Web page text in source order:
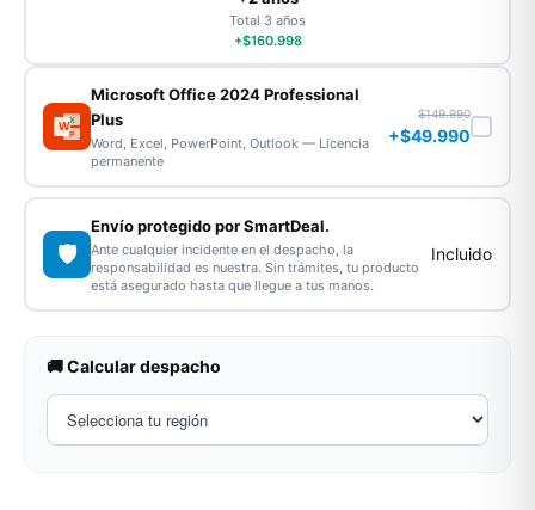
Total 3 años
+$160.998
WX
P
Microsoft Office 2024 Professional
Plus
Word, Excel, PowerPoint, Outlook — Licencia
permanente
$149.990
+$49.990
🛡️
Envío protegido por SmartDeal.
Ante cualquier incidente en el despacho, la
responsabilidad es nuestra. Sin trámites, tu producto
está asegurado hasta que llegue a tus manos.
Incluido
🚚 Calcular despacho